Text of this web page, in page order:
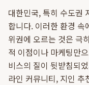
대한민국, 특히 수도권
합니다. 이러한 환경
위권에 오르는 것은 극
적 이점이나 마케팅만
비스의 질이 뒷받침되
라인 커뮤니티, 지인